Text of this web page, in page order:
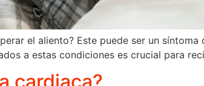
el aliento? Este puede ser un
a estas condiciones es crucial para